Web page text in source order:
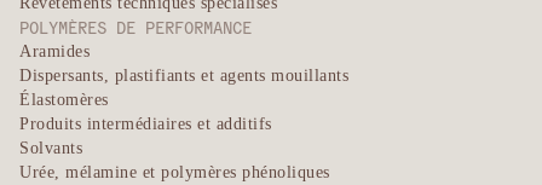
POLYMÈRES DE PERFORMANCE
Aramides
Dispersants, plastifiants et agents mouillants
Élastomères
Produits intermédiaires et additifs
Solvants
Urée, mélamine et polymères phénoliques